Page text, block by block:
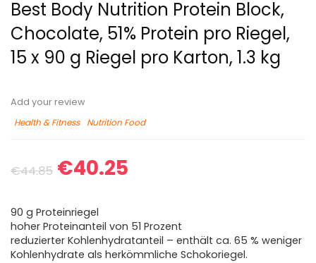
Best Body Nutrition Protein Block,
Chocolate, 51% Protein pro Riegel,
15 x 90 g Riegel pro Karton, 1.3 kg
Add your review
Health & Fitness
Nutrition Food
€44.85 €40.25
90 g Proteinriegel
hoher Proteinanteil von 51 Prozent
reduzierter Kohlenhydratanteil – enthält ca. 65 % weniger
Kohlenhydrate als herkömmliche Schokoriegel.